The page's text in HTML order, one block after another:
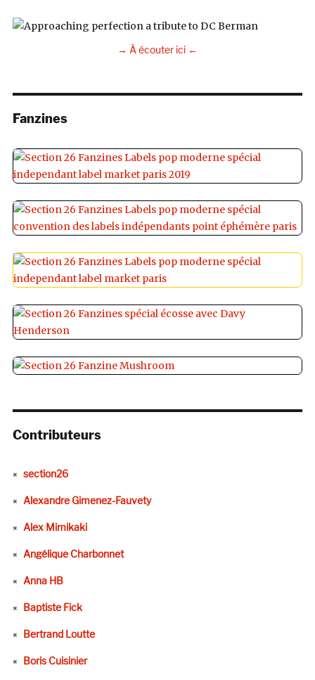
→ À écouter ici ←
Fanzines
Contributeurs
section26
Alexandre Gimenez-Fauvety
Alex Mimikaki
Angélique Charbonnet
Anna HB
Baptiste Fick
Bertrand Loutte
Boris Cuisinier